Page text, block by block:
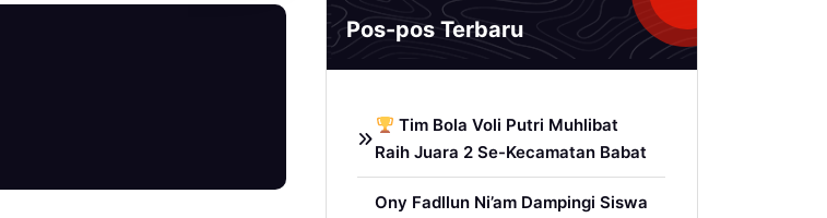
Pos-pos Terbaru
Tim Bola Voli Putri Muhlibat
Raih Juara 2 Se-Kecamatan Babat
Ony Fadllun Ni’am Dampingi Siswa